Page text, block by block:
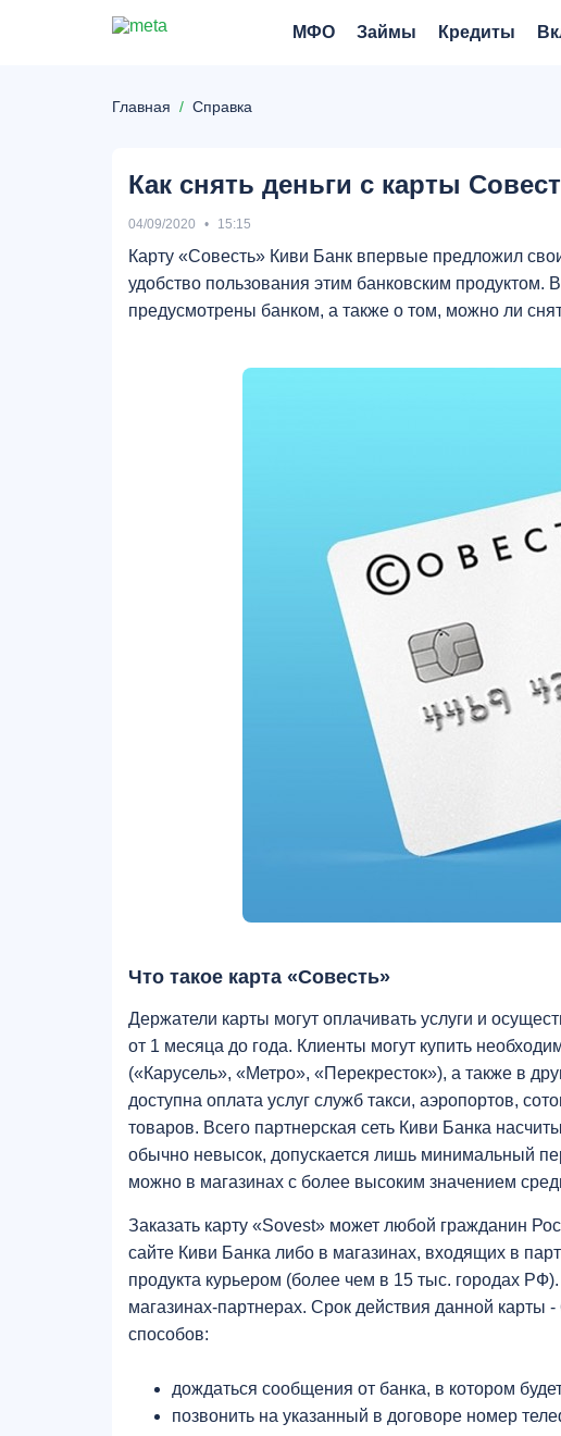
МФО Займы Кредиты
Главная Справка
Как снять деньги с карты
04/09/2020 15:15
Карту «Совесть» Киви Банк впервые предложил
удобство пользования этим банковским
предусмотрены банком, а также о том, можно ли
Что такое карта «Совесть»
Держатели карты могут оплачивать услуги и
от 1 месяца до года. Клиенты могут купить
(«Карусель», «Метро», «Перекресток»), а также в
доступна оплата услуг служб такси, аэропортов,
товаров. Всего партнерская сеть Киви Банка
обычно невысок, допускается лишь минимальный
можно в магазинах с более высоким значением
Заказать карту «Sovest» может любой гражданин
сайте Киви Банка либо в магазинах, входящих в
продукта курьером (более чем в 15 тыс. городах
магазинах-партнерах. Срок действия данной карты
способов:
дождаться сообщения от банка, в котором
позвонить на указанный в договоре номер